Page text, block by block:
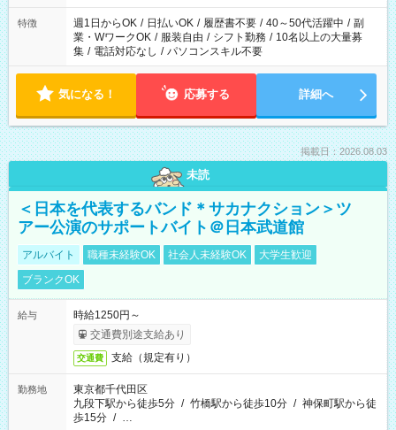
特徴 週1日からOK / 日払いOK / 履歴書不要 / 40～50代活躍中 / 副
業・WワークOK / 服装自由 / シフト勤務 / 10名以上の大量募
集 / 電話対応なし / パソコンスキル不要
気になる！ 応募する 詳細へ
掲載日：2026.08.03
未読
＜日本を代表するバンド＊サカナクション＞ツ
アー公演のサポートバイト＠日本武道館
アルバイト 職種未経験OK 社会人未経験OK
大学生歓迎
ブランクOK
給与
時給1250円～
交通費別途支給あり
交通費 支給（規定有り）
勤務地
東京都千代田区
九段下駅から徒歩5分 / 竹橋駅から徒歩10分 / 神保町駅から徒
歩15分 / …